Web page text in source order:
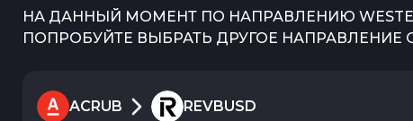
НА ДАННЫЙ МОМЕНТ ПО НАПРАВЛЕНИЮ
ПОПРОБУЙТЕ ВЫБРАТЬ ДРУГОЕ
ACRUB REVBUSD